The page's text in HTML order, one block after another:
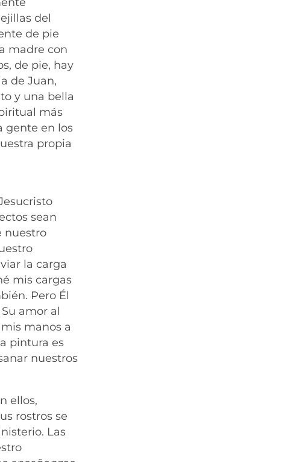
del
de pie
madre con
de pie, hay
de Juan,
y una bella
más
gente en los
propia
sean
nuestro
la carga
mis cargas
Pero Él
amor al
manos a
pintura es
nuestros
ellos,
rostros se
Las